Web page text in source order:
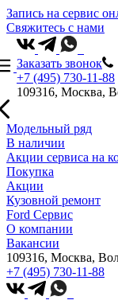
Запись на сервис
Свяжитесь с нами
Заказать звонок
+7 (495) 730-11-88
109316, Москва,
Модельный ряд
В наличии
Акции сервиса на
Покупка
Акции
Кузовной ремонт
Ford Сервис
О компании
Вакансии
109316, Москва,
+7 (495) 730-11-88